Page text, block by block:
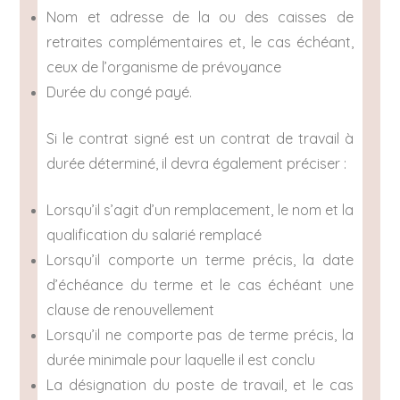
Nom et adresse de la ou des caisses de
retraites complémentaires et, le cas échéant,
ceux de l’organisme de prévoyance
Durée du congé payé.
Si le contrat signé est un contrat de travail à
durée déterminé, il devra également préciser :
Lorsqu’il s’agit d’un remplacement, le nom et la
qualification du salarié remplacé
Lorsqu’il comporte un terme précis, la date
d’échéance du terme et le cas échéant une
clause de renouvellement
Lorsqu’il ne comporte pas de terme précis, la
durée minimale pour laquelle il est conclu
La désignation du poste de travail, et le cas